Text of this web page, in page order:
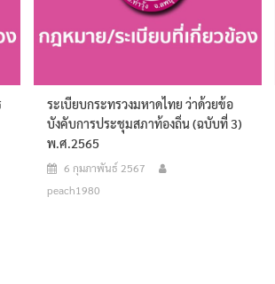
ระเบียบกระทรวงมหาดไทย ว่าด้วยข้อ
บังคับการประชุมสภาท้องถิ่น (ฉบับที่ 3)
พ.ศ.2565
6 กุมภาพันธ์ 2567
peach1980